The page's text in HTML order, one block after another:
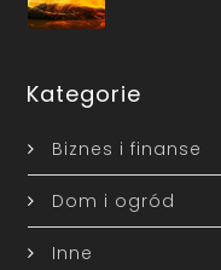
Kategorie
Biznes i finanse
Dom i ogród
Inne